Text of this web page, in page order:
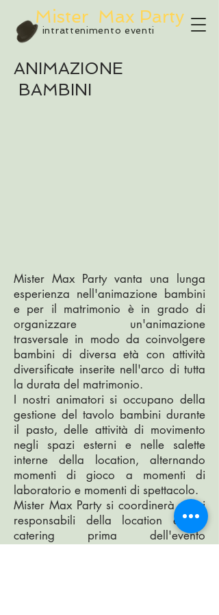
intrattenimento eventi
Mister Max Party
ANIMAZIONE
BAMBINI
Mister Max Party vanta una lunga
esperienza nell'animazione bambini
e per il matrimonio è in grado di
organizzare un'animazione
trasversale in modo da coinvolgere
bambini di diversa età con attività
diversificate inserite nell'arco di tutta
la durata del matrimonio.
I nostri animatori si occupano della
gestione del tavolo bambini durante
il pasto, delle attività di movimento
negli spazi esterni e nelle salette
interne della location, alternando
momenti di gioco a momenti di
laboratorio e momenti di spettacolo.
Mister Max Party si coordinerà con i
responsabili della location e del
catering prima dell'evento